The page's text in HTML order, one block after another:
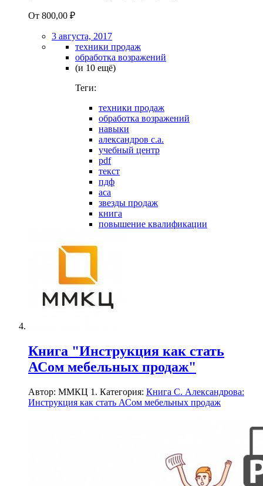
От 800,00 ₽
3 августа, 2017
техники продаж
обработка возражений
(и 10 ещё)
Теги:
техники продаж
обработка возражений
навыки
александров с.а.
учебный центр
pdf
текст
пдф
аса
звезды продаж
книга
повышение квалификации
Книга "Инструкция как стать
АСом мебельных продаж"
Автор: ММКЦ 1. Категория: Книга С. Александрова:
Инструкция как стать АСом мебельных продаж